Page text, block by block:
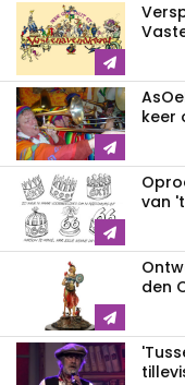
keer
van
den